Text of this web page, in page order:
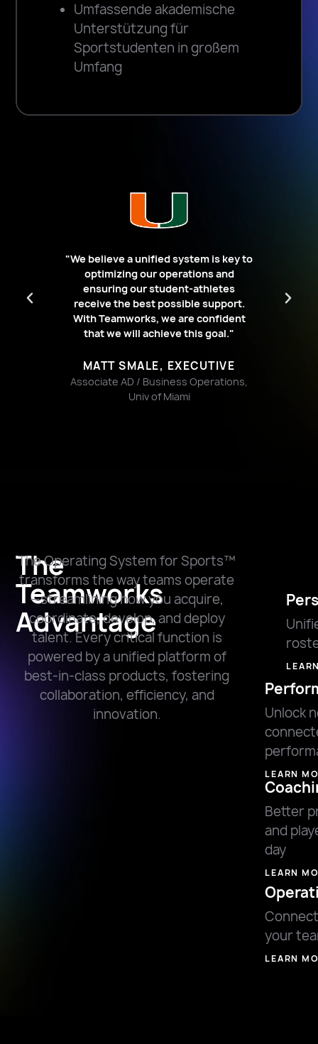
Umfassende akademische
Unterstützung für
Sportstudenten in großem
Umfang
"We believe a unified system is key to
optimizing our operations and
ensuring our student-athletes
receive the best possible support.
With Teamworks, we are confident
that we will achieve this goal."
MATT SMALE, EXECUTIVE
Associate AD / Business Operations,
Univ of Miami
The
Teamworks
Advantage
The Operating System for Sports™
transforms the way teams operate
—streamlining how you acquire,
coordinate, develop, and deploy
talent. Every critical function is
powered by a unified platform of
best-in-class products, fostering
collaboration, efficiency, and
innovation.
Unlock
LEARN
Better
and
day
LEARN
your
LEARN